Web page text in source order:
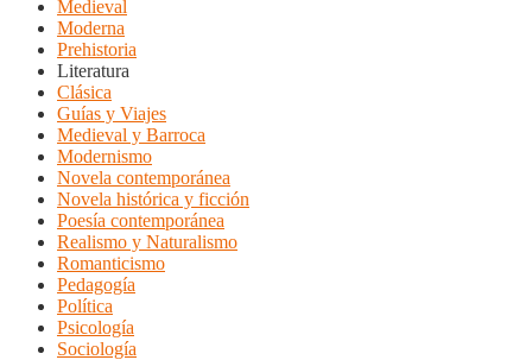
Medieval
Moderna
Prehistoria
Literatura
Clásica
Guías y Viajes
Medieval y Barroca
Modernismo
Novela contemporánea
Novela histórica y ficción
Poesía contemporánea
Realismo y Naturalismo
Romanticismo
Pedagogía
Política
Psicología
Sociología